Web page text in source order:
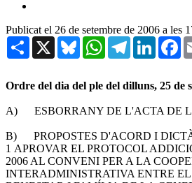
Publicat el 26 de setembre de 2006 a les
Share X BlueskyWhatsAppTelegram
Ordre del dia del ple del dilluns, 25 de
A) ESBORRANY DE L'ACTA DE
B) PROPOSTES D'ACORD I
1 APROVAR EL PROTOCOL
2006 AL CONVENI PER A LA
INTERADMINISTRATIVA ENTRE